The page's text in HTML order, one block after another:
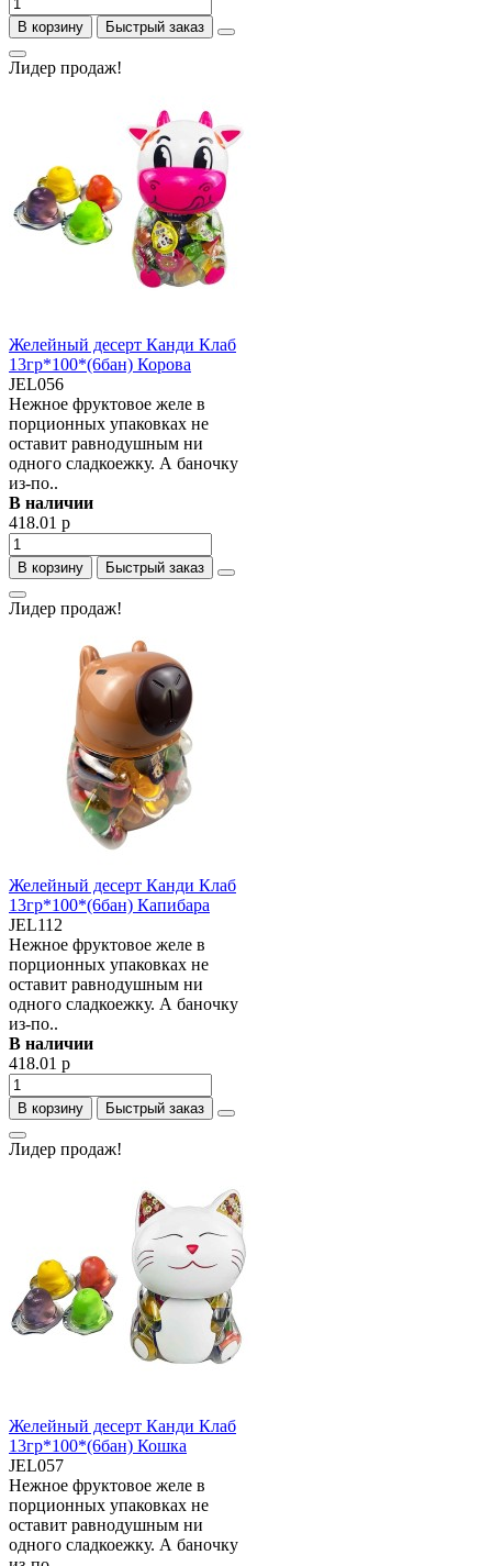
В корзину Быстрый заказ
Лидер продаж!
Желейный десерт Канди Клаб
13гр*100*(6бан) Корова
JEL056
Нежное фруктовое желе в
порционных упаковках не
оставит равнодушным ни
одного сладкоежку. А баночку
из-по..
В наличии
418.01 р
В корзину Быстрый заказ
Лидер продаж!
Желейный десерт Канди Клаб
13гр*100*(6бан) Капибара
JEL112
Нежное фруктовое желе в
порционных упаковках не
оставит равнодушным ни
одного сладкоежку. А баночку
из-по..
В наличии
418.01 р
В корзину Быстрый заказ
Лидер продаж!
Желейный десерт Канди Клаб
13гр*100*(6бан) Кошка
JEL057
Нежное фруктовое желе в
порционных упаковках не
оставит равнодушным ни
одного сладкоежку. А баночку